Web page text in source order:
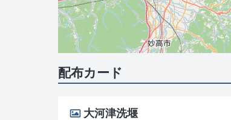
配布カード
大河津洗堰